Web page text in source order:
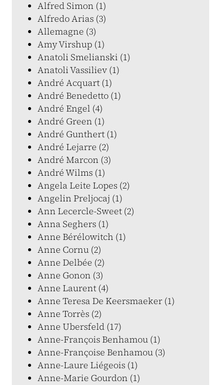
Alfred Simon (1)
Alfredo Arias (3)
Allemagne (3)
Amy Virshup (1)
Anatoli Smelianski (1)
Anatoli Vassiliev (1)
André Acquart (1)
André Benedetto (1)
André Engel (4)
André Green (1)
André Gunthert (1)
André Lejarre (2)
André Marcon (3)
André Wilms (1)
Angela Leite Lopes (2)
Angelin Preljocaj (1)
Ann Lecercle-Sweet (2)
Anna Seghers (1)
Anne Bérélowitch (1)
Anne Cornu (2)
Anne Delbée (2)
Anne Gonon (3)
Anne Laurent (4)
Anne Teresa De Keersmaeker (1)
Anne Torrès (2)
Anne Ubersfeld (17)
Anne-François Benhamou (1)
Anne-Françoise Benhamou (3)
Anne-Laure Liégeois (1)
Anne-Marie Gourdon (1)